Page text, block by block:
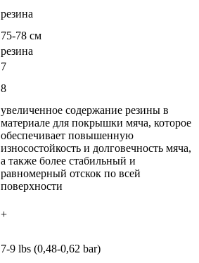
резина
75-78 см
резина
7
8
увеличенное содержание резины в
материале для покрышки мяча, которое
обеспечивает повышенную
износостойкость и долговечность мяча,
а также более стабильный и
равномерный отскок по всей
поверхности
+
7-9 lbs (0,48-0,62 bar)